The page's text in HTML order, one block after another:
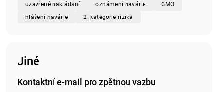
uzavřené nakládání
oznámení havárie
GMO
hlášení havárie
2. kategorie rizika
Jiné
Kontaktní e-mail pro zpětnou vazbu